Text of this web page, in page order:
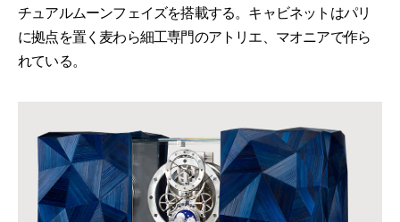
チュアルムーンフェイズを搭載する。キャビネットはパリ
に拠点を置く麦わら細工専門のアトリエ、マオニアで作ら
れている。